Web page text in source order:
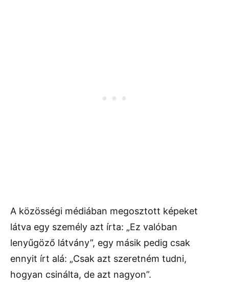
A közösségi médiában megosztott képeket
látva egy személy azt írta: „Ez valóban
lenyűgöző látvány”, egy másik pedig csak
ennyit írt alá: „Csak azt szeretném tudni,
hogyan csinálta, de azt nagyon”.